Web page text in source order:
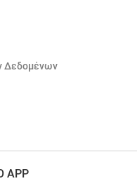
Δεδομένων
APP